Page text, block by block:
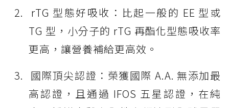
rTG 型態好吸收：比起一般的 EE 型或
TG 型，小分子的 rTG 再酯化型態吸收率
更高，讓營養補給更高效。
國際頂尖認證：榮獲國際 A.A. 無添加最
高認證，且通過 IFOS 五星認證，在純